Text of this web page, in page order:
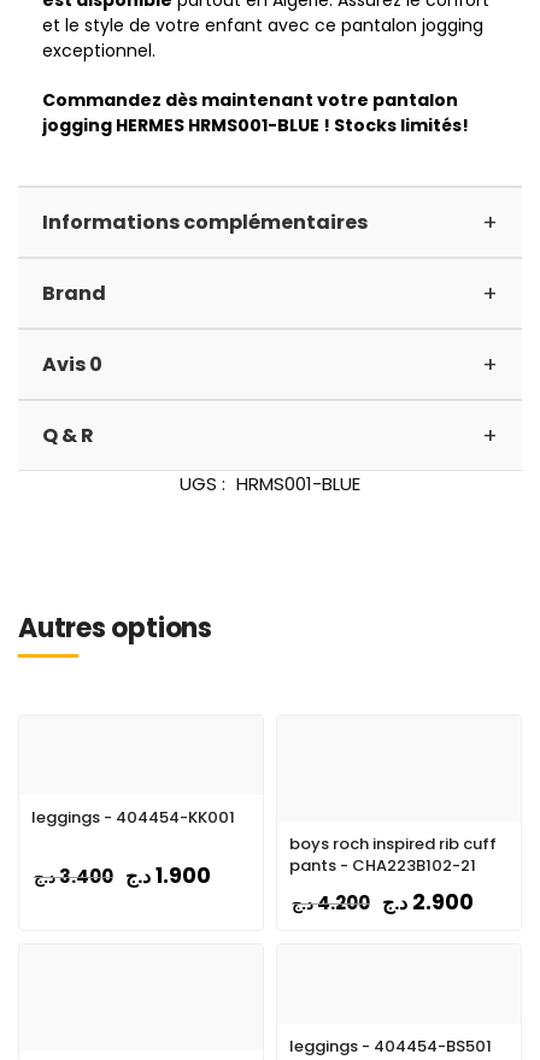
et le style de votre enfant avec ce pantalon jogging
exceptionnel.
Commandez dès maintenant votre pantalon
jogging HERMES HRMS001-BLUE ! Stocks limités!
Informations complémentaires +
Brand +
Avis 0 +
Q & R +
UGS : HRMS001-BLUE
Autres options
leggings - 404454-KK001
3.400د.ج 1.900د.ج
boys roch inspired rib cuff
pants - CHA223B102-21
4.200د.ج 2.900 د.ج
leggings - 404454-BS501